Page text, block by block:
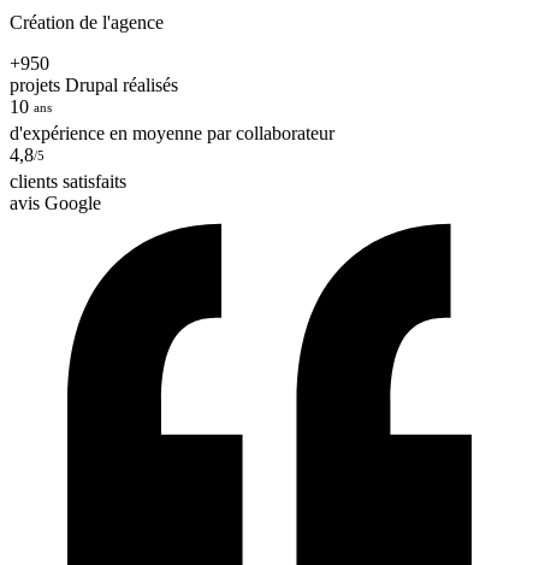
Création de l'agence
+950
projets Drupal réalisés
10 ans
d'expérience en moyenne par collaborateur
4,8/5
clients satisfaits
avis Google